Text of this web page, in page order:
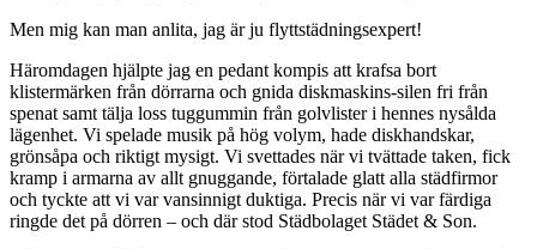
Men mig kan man anlita, jag är ju flyttstädningsexpert!
Häromdagen hjälpte jag en pedant kompis att krafsa bort
klistermärken från dörrarna och gnida diskmaskins-silen fri från
spenat samt tälja loss tuggummin från golvlister i hennes nysålda
lägenhet. Vi spelade musik på hög volym, hade diskhandskar,
grönsåpa och riktigt mysigt. Vi svettades när vi tvättade taken, fick
kramp i armarna av allt gnuggande, förtalade glatt alla städfirmor
och tyckte att vi var vansinnigt duktiga. Precis när vi var färdiga
ringde det på dörren – och där stod Städbolaget Städet & Son.